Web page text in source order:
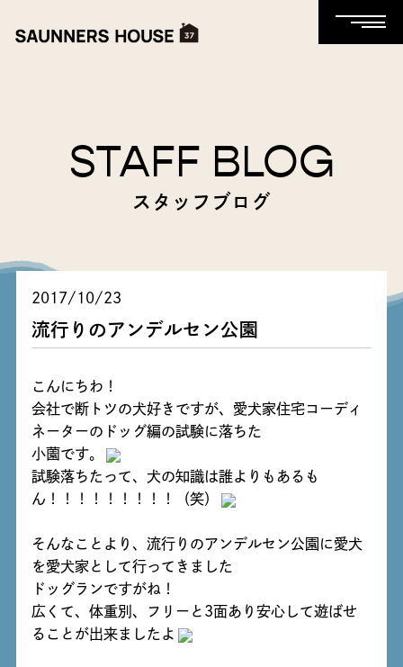
STAFF BLOG
スタッフブログ
2017/10/23
流行りのアンデルセン公園
こんにちわ！
会社で断トツの犬好きですが、愛犬家住宅コーディ
ネーターのドッグ編の試験に落ちた
小薗です。
試験落ちたって、犬の知識は誰よりもあるも
ん！！！！！！！！！（笑）
そんなことより、流行りのアンデルセン公園に愛犬
を愛犬家として行ってきました
ドッグランですがね！
広くて、体重別、フリーと3面あり安心して遊ばせ
ることが出来ましたよ